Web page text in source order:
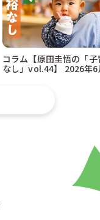
コラム【原田圭悟の「
なし」vol.44】 2026年6